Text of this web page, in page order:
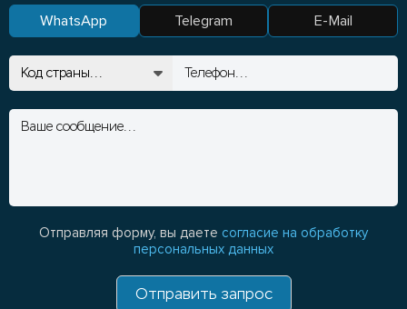
WhatsApp Telegram E-Mail
Отправляя форму, вы даете согласие на обработку
персональных данных
Отправить запрос